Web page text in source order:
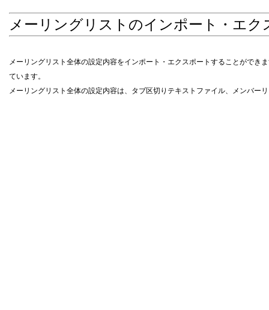
メーリングリストのインポート・エ
メーリングリスト全体の設定内容をインポート・エクスポートすることがで
ています。
メーリングリスト全体の設定内容は、タブ区切りテキストファイル、メンバー